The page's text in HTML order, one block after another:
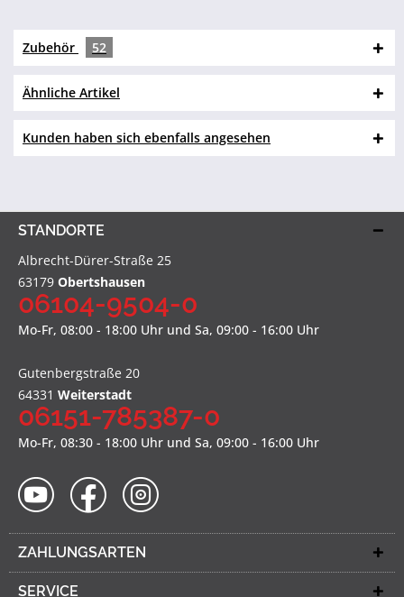
Zubehör 52
Ähnliche Artikel
Kunden haben sich ebenfalls angesehen
STANDORTE
Albrecht-Dürer-Straße 25
63179 Obertshausen
06104-9504-0
Mo-Fr, 08:00 - 18:00 Uhr und Sa, 09:00 - 16:00 Uhr
Gutenbergstraße 20
64331 Weiterstadt
06151-785387-0
Mo-Fr, 08:30 - 18:00 Uhr und Sa, 09:00 - 16:00 Uhr
ZAHLUNGSARTEN
SERVICE